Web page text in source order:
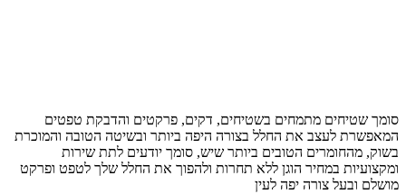
סומך שטיחים מתמחים בשטיחים, דקים, פרקטים והדבקת טפטים
המאפשרת לעצב את החלל בצורה היפה ביותר ובשיטה הטובה והמוכרת
בשוק, מהחומרים הטובים ביותר שיש, סומך יודעים לתת שירות
ומקצועיות במחיר הוגן ללא תחרות ולהפוך את החלל שלך לטפט ופרקט
מושלם ובעל צורה יפה לעין